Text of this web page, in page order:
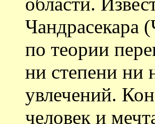
Чандрасекара
по теории
ни степени ни
увлечений.
человек и